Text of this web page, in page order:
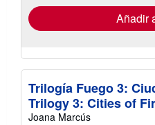
envío
Añadir
Trilogía Fuego 3:
Trilogy 3: Cities of
Joana Marcús